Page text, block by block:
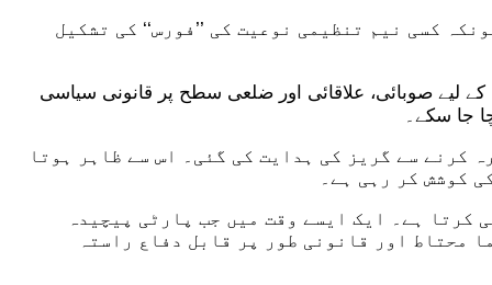
کسی نیم تنظیمی نوعیت کی ’’فورس‘‘ کی تشکیل
لیے صوبائی، علاقائی اور ضلعی سطح پر قانونی سیاسی
جا سکے۔
کرنے سے گریز کی ہدایت کی گئی۔ اس سے ظاہر ہوتا
کوشش کر رہی ہے۔
کرتا ہے۔ ایک ایسے وقت میں جب پارٹی پیچیدہ
محتاط اور قانونی طور پر قابل دفاع راستہ